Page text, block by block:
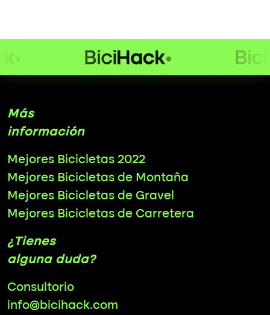
Más
información
Mejores Bicicletas 2022
Mejores Bicicletas de Montaña
Mejores Bicicletas de Gravel
Mejores Bicicletas de Carretera
¿Tienes
alguna duda?
Consultorio
info@bicihack.com